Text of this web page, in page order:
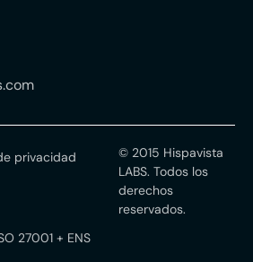
© 2015 Hispavista
LABS. Todos los
derechos
reservados.
privacidad
27001 + ENS